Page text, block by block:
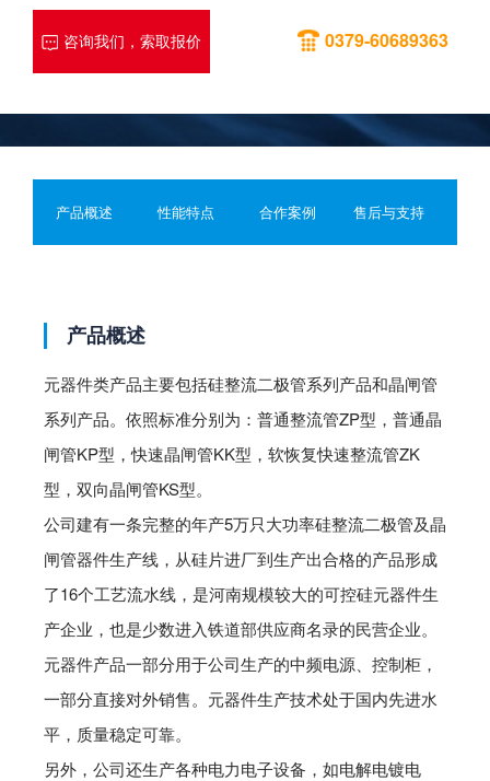
水线，是河南规模较大的可控硅元器件生产企业，也是少数进
入铁道部供应商名录的民营企业。元器件产品一部分用于公司
种电力电子设备，如电解电镀电源、感应加热中频电源等。主
要用途我公司可提供额定正向平均电流5A～7500A，反向重复
峰值电压100V～6000V的整流二极管。结构分为螺栓形和平板
形，采用水冷和风冷两种形式。整流二极管主要应用于冶金、
咨询我们，索取报价 0379-60689363
产品概述 性能特点 合作案例 售后与支持
产品概述
元器件类产品主要包括硅整流二极管系列产品和晶闸管
系列产品。依照标准分别为：普通整流管ZP型，普通晶
闸管KP型，快速晶闸管KK型，软恢复快速整流管ZK
型，双向晶闸管KS型。
公司建有一条完整的年产5万只大功率硅整流二极管及晶
闸管器件生产线，从硅片进厂到生产出合格的产品形成
了16个工艺流水线，是河南规模较大的可控硅元器件生
产企业，也是少数进入铁道部供应商名录的民营企业。
元器件产品一部分用于公司生产的中频电源、控制柜，
一部分直接对外销售。元器件生产技术处于国内先进水
平，质量稳定可靠。
另外，公司还生产各种电力电子设备，如电解电镀电